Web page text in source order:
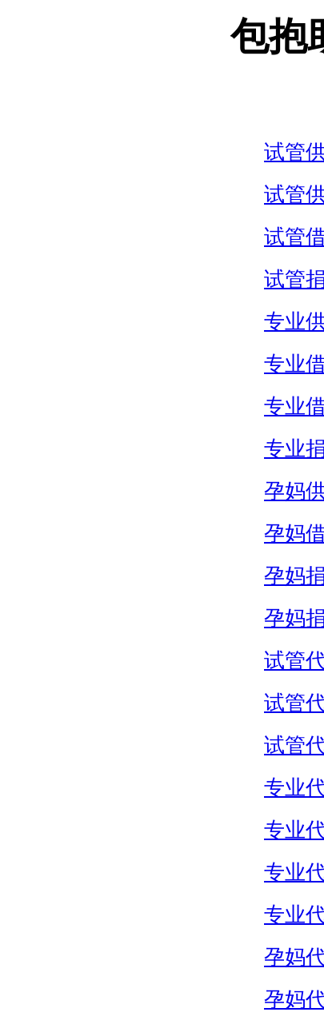
包抱
试管
试管
试管
试管
专业
专业
专业
专业
孕妈
孕妈
孕妈
孕妈
试管
试管
试管
专业
专业
专业
专业
孕妈
孕妈